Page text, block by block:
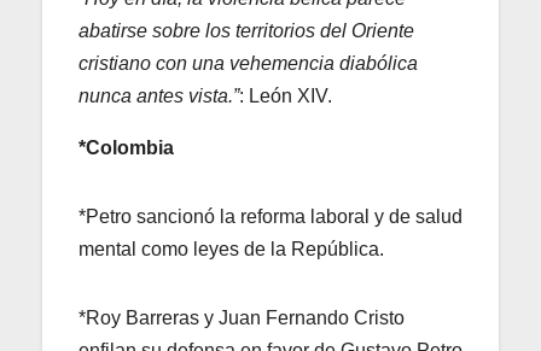
abatirse sobre los territorios del Oriente
cristiano con una vehemencia diabólica
nunca antes vista.”: León XIV.
*Colombia
*Petro sancionó la reforma laboral y de salud
mental como leyes de la República.
*Roy Barreras y Juan Fernando Cristo